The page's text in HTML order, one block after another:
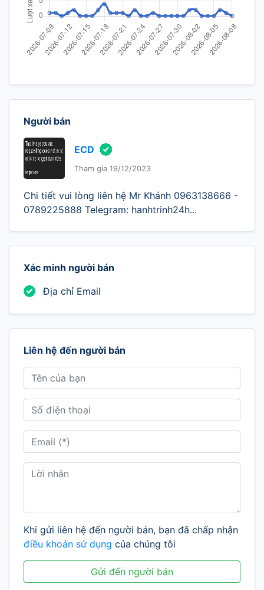
Người bán
ECD
Tham gia 19/12/2023
Chi tiết vui lòng liên hệ Mr Khánh 0963138666 -
0789225888 Telegram: hanhtrinh24h...
Xác minh người bán
Địa chỉ Email
Liên hệ đến người bán
Khi gửi liên hệ đến người bán, bạn đã chấp nhận
điều khoản sử dụng của chúng tôi
Gửi đến người bán